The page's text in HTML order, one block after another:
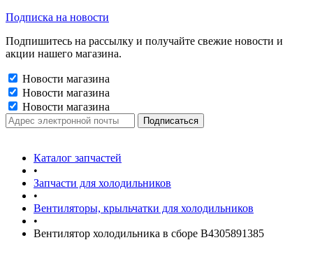
Подписка на новости
Подпишитесь на рассылку и получайте свежие новости и
акции нашего магазина.
Новости магазина
Новости магазина
Новости магазина
Каталог запчастей
•
Запчасти для холодильников
•
Вентиляторы, крыльчатки для холодильников
•
Вентилятор холодильника в сборе B4305891385